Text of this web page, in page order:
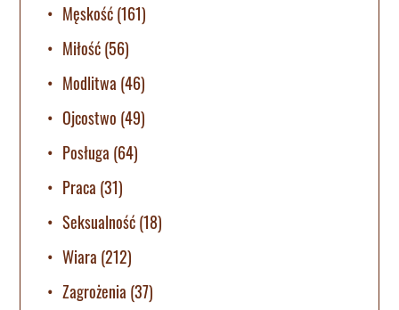
Męskość(161)
Miłość(56)
Modlitwa (46)
Ojcostwo (49)
Posługa (64)
Praca (31)
Seksualność(18)
Wiara (212)
Zagrożenia (37)